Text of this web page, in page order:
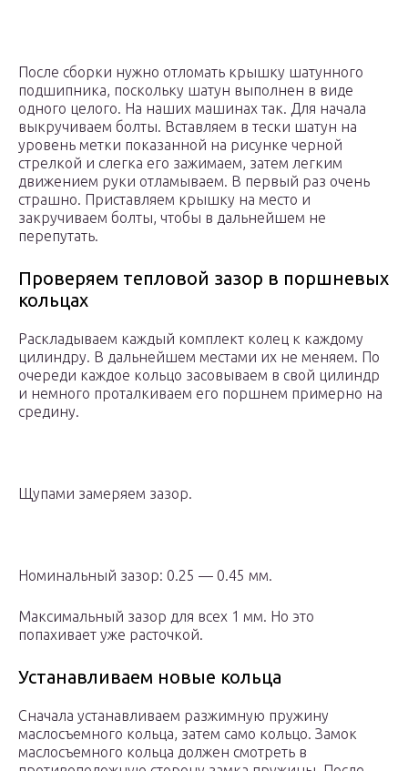
После сборки нужно отломать крышку шатунного
подшипника, поскольку шатун выполнен в виде
одного целого. На наших машинах так. Для начала
выкручиваем болты. Вставляем в тески шатун на
уровень метки показанной на рисунке черной
стрелкой и слегка его зажимаем, затем легким
движением руки отламываем. В первый раз очень
страшно. Приставляем крышку на место и
закручиваем болты, чтобы в дальнейшем не
перепутать.
Проверяем тепловой зазор в поршневых
кольцах
Раскладываем каждый комплект колец к каждому
цилиндру. В дальнейшем местами их не меняем. По
очереди каждое кольцо засовываем в свой цилиндр
и немного проталкиваем его поршнем примерно на
средину.
Щупами замеряем зазор.
Номинальный зазор: 0.25 — 0.45 мм.
Максимальный зазор для всех 1 мм. Но это
попахивает уже расточкой.
Устанавливаем новые кольца
Сначала устанавливаем разжимную пружину
маслосъемного кольца, затем само кольцо. Замок
маслосъемного кольца должен смотреть в